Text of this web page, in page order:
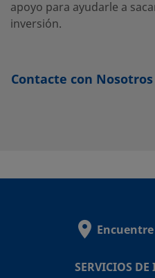
B-
Latón
3/
apoyo para ayudarle a
inversión.
Contacte con Nosotros
SERVICIOS